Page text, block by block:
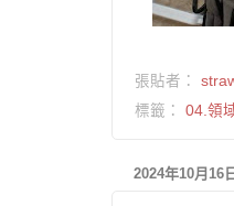
張貼者：
標籤： 04.領
2024年10月16